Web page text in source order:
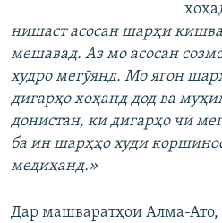
нишаст асосан шарҳи
мешавад. Аз мо асосан
худро мегӯянд. Мо ягон
дигарҳо хоҳанд дод ва
донистан, ки дигарҳо чӣ
ба ин шарҳҳо худи
медиҳанд.»
Дар машваратҳои Алма-